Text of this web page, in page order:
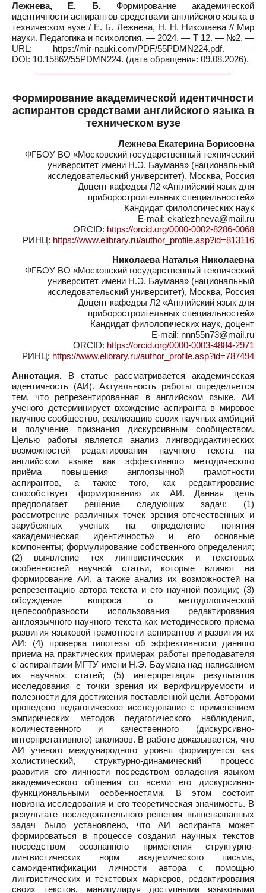
Лежнева, Е. Б.Формирование академической
идентичности аспирантов средствами английского языка в
техническом вузе / Е. Б. Лежнева, Н. Н. Николаева // Мир
науки. Педагогика и психология. — 2024. — Т 12. — №2. —
URL: https://mir-nauki.com/PDF/55PDMN224.pdf. —
DOI: 10.15862/55PDMN224. (дата обращения: 09.08.2026).
Формирование академической идентичности
аспирантов средствами английского языка в
техническом вузе
Лежнева Екатерина Борисовна
ФГБОУ ВО «Московский государственный технический
университет имени Н.Э. Баумана» (национальный
исследовательский университет), Москва, Россия
Доцент кафедры Л2 «Английский язык для
приборостроительных специальностей»
Кандидат филологических наук
E-mail: ekatlezhneva@mail.ru
ORCID: https://orcid.org/0000-0002-8286-0068
РИНЦ: https://www.elibrary.ru/author_profile.asp?id=813116
Николаева Наталья Николаевна
ФГБОУ ВО «Московский государственный технический
университет имени Н.Э. Баумана» (национальный
исследовательский университет), Москва, Россия
Доцент кафедры Л2 «Английский язык для
приборостроительных специальностей»
Кандидат филологических наук, доцент
E-mail: nnn55n73@mail.ru
ORCID: https://orcid.org/0000-0003-4884-2971
РИНЦ: https://www.elibrary.ru/author_profile.asp?id=787494
Аннотация. В статье рассматривается академическая
идентичность (АИ). Актуальность работы определяется
тем, что репрезентированная в английском языке, АИ
ученого детерминирует вхождение аспиранта в мировое
научное сообщество, реализацию своих научных амбиций
и получение признания дискурсивным сообществом.
Целью работы является анализ лингводидактических
возможностей редактирования научного текста на
английском языке как эффективного методического
приёма повышения англоязычной грамотности
аспирантов, а также того, как редактирование
способствует формированию их АИ. Данная цель
предполагает решение следующих задач: (1)
рассмотрение различных точек зрения отечественных и
зарубежных ученых на определение понятия
«академическая идентичность» и его основные
компоненты; формулирование собственного определения;
(2) выявление тех лингвистических и текстовых
особенностей научной статьи, которые влияют на
формирование АИ, а также анализ их возможностей на
репрезентацию автора текста и его научной позиции; (3)
обсуждение вопроса о методологической
целесообразности использования редактирования
англоязычного научного текста как методического приема
развития языковой грамотности аспирантов и развития их
АИ; (4) проверка гипотезы об эффективности данного
приема на практических примерах работы преподавателя
с аспирантами МГТУ имени Н.Э. Баумана над написанием
их научных статей; (5) интерпретация результатов
исследования с точки зрения их верифицируемости и
полезности для достижения поставленной цели. Авторами
проведено педагогическое исследование с применением
эмпирических методов педагогического наблюдения,
количественного и качественного (дискурсивно-
интерпретативного) анализов. В работе доказывается, что
АИ ученого международного уровня формируется как
холистический, структурно-динамический процесс
развития его личности посредством овладения языком
академического общения со всеми его дискурсивно-
функциональными особенностями. В этом состоит
новизна исследования и его теоретическая значимость. В
результате последовательного решения вышеназванных
задач было установлено, что АИ аспиранта может
формироваться в процессе создания научных текстов
посредством осознанного применения структурно-
лингвистических норм академического письма,
самоидентификации личности автора с помощью
лингвистических и текстовых маркеров, редактирования
своих текстов, манипулируя доступными языковыми